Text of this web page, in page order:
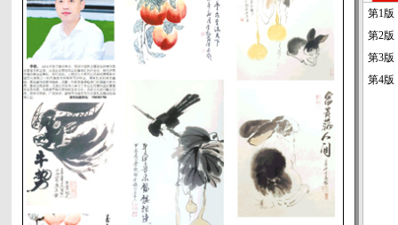
第1版
第2版
第3版
第4版